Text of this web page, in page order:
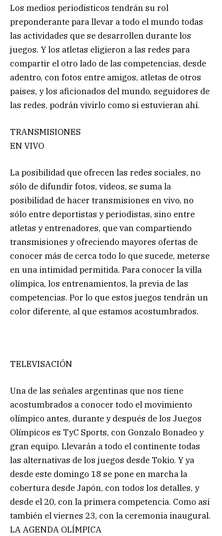
Los medios periodisticos tendrán su rol
preponderante para llevar a todo el mundo todas
las actividades que se desarrollen durante los
juegos. Y los atletas eligieron a las redes para
compartir el otro lado de las competencias, desde
adentro, con fotos entre amigos, atletas de otros
paises, y los aficionados del mundo, seguidores de
las redes, podrán vivirlo como si estuvieran ahí.
TRANSMISIONES
EN VIVO
La posibilidad que ofrecen las redes sociales, no
sólo de difundir fotos, videos, se suma la
posibilidad de hacer transmisiones en vivo, no
sólo entre deportistas y periodistas, sino entre
atletas y entrenadores, que van compartiendo
transmisiones y ofreciendo mayores ofertas de
conocer más de cerca todo lo que sucede, meterse
en una intimidad permitida. Para conocer la villa
olímpica, los entrenamientos, la previa de las
competencias. Por lo que estos juegos tendrán un
color diferente, al que estamos acostumbrados.
TELEVISACIÓN
Una de las señales argentinas que nos tiene
acostumbrados a conocer todo el movimiento
olímpico antes, durante y después de los Juegos
Olímpicos es TyC Sports, con Gonzalo Bonadeo y
gran equipo. Llevarán a todo el continente todas
las alternativas de los juegos desde Tokio. Y ya
desde este domingo 18 se pone en marcha la
cobertura desde Japón, con todos los detalles, y
desde el 20, con la primera competencia. Como así
también el viernes 23, con la ceremonia inaugural.
LA AGENDA OLÍMPICA